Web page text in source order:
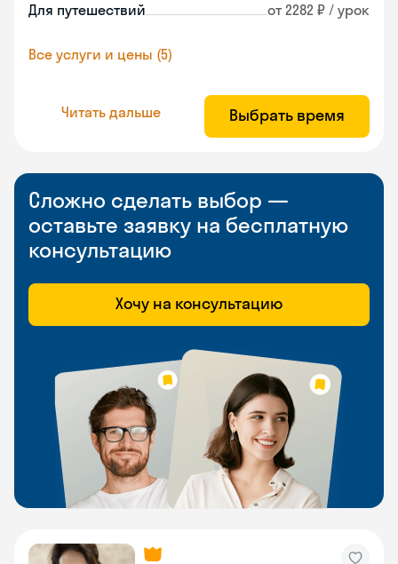
Для путешествий от 2282 ₽ / урок
Все услуги и цены (5)
Читать дальше Выбрать время
Сложно сделать выбор —
оставьте заявку на бесплатную
консультацию
Хочу на консультацию